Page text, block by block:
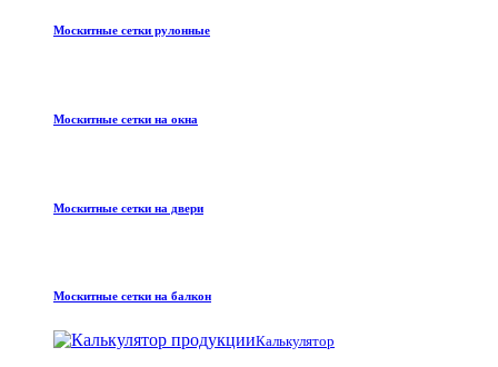
Москитные сетки рулонные
Москитные сетки на окна
Москитные сетки на двери
Москитные сетки на балкон
Калькулятор